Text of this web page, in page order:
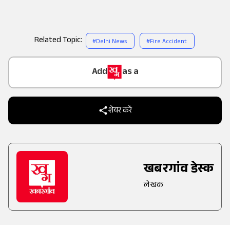
Add
as a
Trusted Source on
शेयर करें
खबरगांव डेस्क
लेखक
Related Topic: #Delhi News #Fire Accident